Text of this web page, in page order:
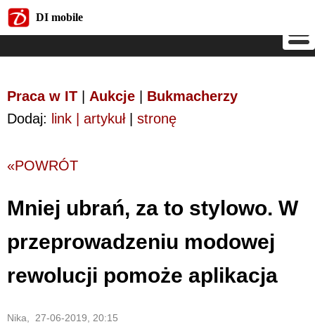
DI mobile
Praca w IT Aukcje
Bukmacherzy
Dodaj: link | artykuł| stronę
«POWRÓT
Mniej ubrań, za to stylowo. W
przeprowadzeniu modowej
rewolucji pomoże aplikacja
Nika, 27-06-2019, 20:15
DI mobile